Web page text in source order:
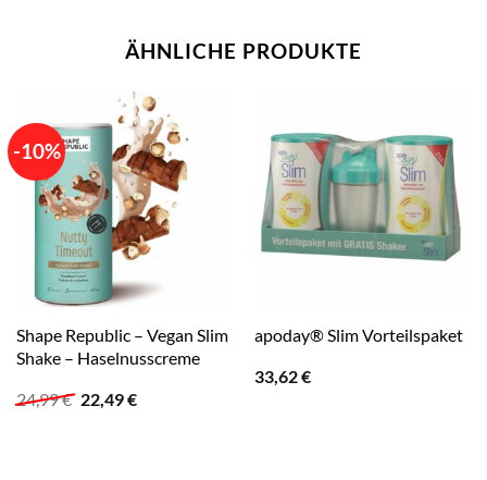
ÄHNLICHE PRODUKTE
-10%
Shape Republic – Vegan Slim
Shake – Haselnusscreme
24,99€ Ursprünglicher
Preis
22,49€Aktueller
apoday® Slim Vorteilspaket
33,62€